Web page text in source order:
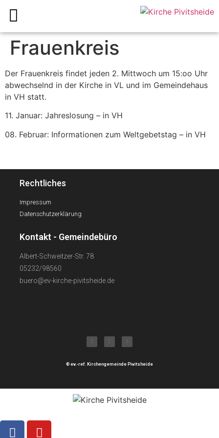
Frauenkreis
Der Frauenkreis findet jeden 2. Mittwoch um 15:oo Uhr
abwechselnd in der Kirche in VL und im Gemeindehaus
in VH statt.
11. Januar: Jahreslosung – in VH
08. Februar: Informationen zum Weltgebetstag – in VH
Kontakt - Gemeindebüro
Albert-Schweitzer-Str. 78
05232/98560
buero@ev-kirche-pivitsheide.de
Rechtliches
Impressum
Datenschutzerklärung
© ev.-ref. Kirchengemeinde Pivitsheide